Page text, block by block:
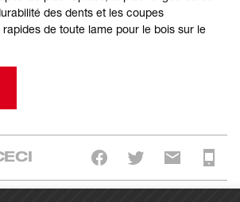
des dents et les coupes
de toute lame pour le bois sur le